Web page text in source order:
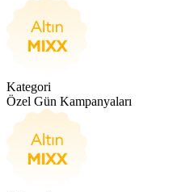
Kategori
Özel Gün Kampanyaları